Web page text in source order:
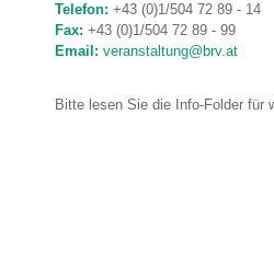
Telefon: +43 (0)1/504 72 89 - 14
Fax: +43 (0)1/504 72 89 - 99
Email: veranstaltung@brv.at
Bitte lesen Sie die Info-Folder für